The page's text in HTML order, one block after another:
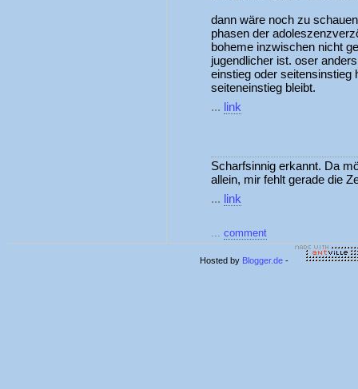
dann wäre noch zu
phasen der
boheme inzwischen nicht
jugendlicher ist. oser
einstieg oder seitensinstieg
seiteneinstieg bleibt.
... link
Scharfsinnig erkannt. Da
allein, mir fehlt gerade die
... link
... comment
Hosted by Blogger.de -